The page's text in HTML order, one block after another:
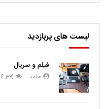
لیست های پربازدید
فیلم و سریال
حامد 6.3K